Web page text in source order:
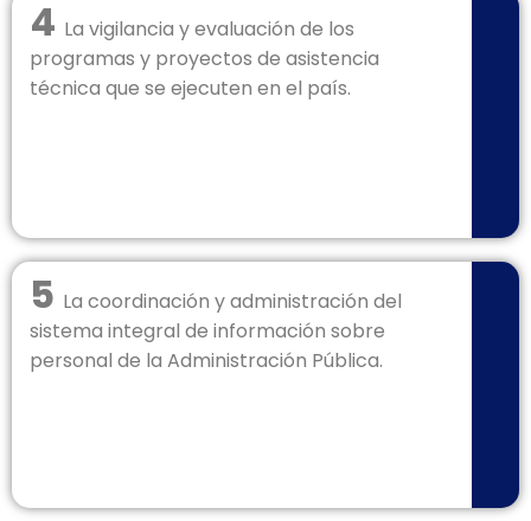
4 La vigilancia y evaluación de los
programas y proyectos de asistencia
técnica que se ejecuten en el país.
5 La coordinación y administración del
sistema integral de información sobre
personal de la Administración Pública.